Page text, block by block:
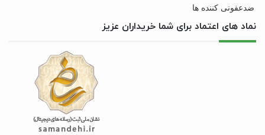
ضدعفونی کننده ها
نماد های اعتماد برای شما خریداران عزیز